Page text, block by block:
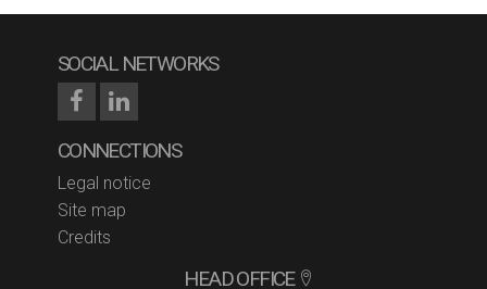
SOCIAL NETWORKS
CONNECTIONS
Legal notice
Site map
Credits
HEAD OFFICE